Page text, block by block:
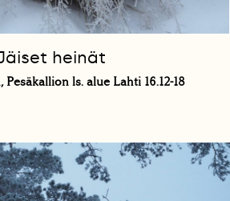
heinät
ls. alue Lahti 16.12-18